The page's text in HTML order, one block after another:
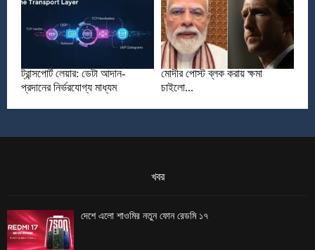
ট্রান্সপোর্ট লেয়ার: ডেটা আদান-
প্রদানের নির্ভরযোগ্য মাধ্যম
মোদীর পোস্ট ব্লক করায় ক্ষমা
চাইলো...
খবর
দেশে এলো শাওমির নতুন ফোন রেডমি ১৭